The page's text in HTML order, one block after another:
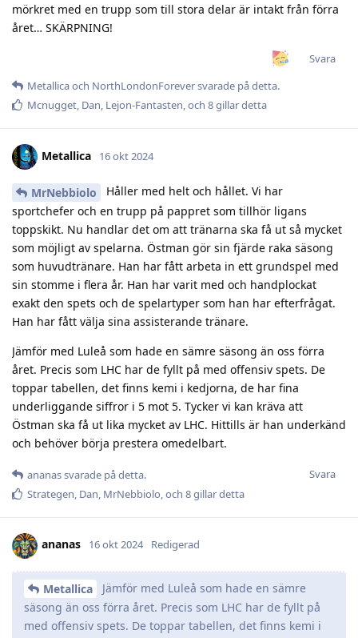
mörkret med en trupp som till stora delar är intakt från förra
året… SKÄRPNING!
Svara
Metallicaoch NorthLondonForeversvarade på detta.
Mcnugget, Dan, Lejon-Fantasten, och 8gillar detta
Metallica 16 okt 2024
MrNebbiolo
Håller med helt och hållet. Vi har
sportchefer och en trupp på pappret som tillhör ligans
toppskikt. Nu handlar det om att tränarna ska få ut så mycket
som möjligt av spelarna. Östman gör sin fjärde raka säsong
som huvudtränare. Han har fått arbeta in ett grundspel med
sin stomme i flera år. Han har varit med och handplockat
exakt den spets och de spelartyper som han har efterfrågat.
Han har fått välja sina assisterande tränare.
Jämför med Luleå som hade en sämre säsong än oss förra
året. Precis som LHC har de fyllt på med offensiv spets. De
toppar tabellen, det finns kemi i kedjorna, de har fina
underliggande siffror i 5 mot 5. Tycker vi kan kräva att
Östman ska få ut lika mycket av LHC. Hittills är han underkänd
och behöver börja prestera omedelbart.
Svara
ananassvarade på detta.
Strategen, Dan, MrNebbiolo, och 8gillar detta
ananas 16 okt 2024 Redigerad
Metallica
Jämför med Luleå som hade en sämre
säsong än oss förra året. Precis som LHC har de fyllt på
med offensiv spets. De toppar tabellen, det finns kemi i